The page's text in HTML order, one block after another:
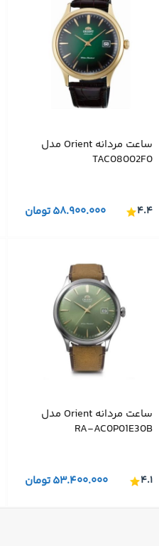
ساعت مردانه Orient مدل
TAC08002F0
۵۸.۹۰۰.۰۰۰تومان ۴.۴
ساعت مردانه Orient مدل
RA-AC0P01E30B
۵۳.۴۰۰.۰۰۰تومان ۴.۱